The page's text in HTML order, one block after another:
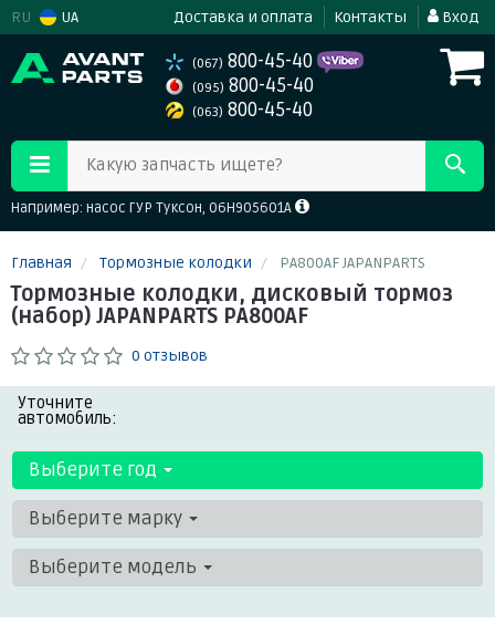
RU UA Доставка и оплата Контакты Вход
(067) 800-45-40
(095) 800-45-40
(063) 800-45-40
Какую запчасть ищете?
Например: насос ГУР Туксон, 06H905601A
Главная Тормозные колодки PA800AF JAPANPARTS
Тормозные колодки, дисковый тормоз
(набор) JAPANPARTS PA800AF
0 отзывов
Уточните
автомобиль:
Выберите год
Выберите марку
Выберите модель